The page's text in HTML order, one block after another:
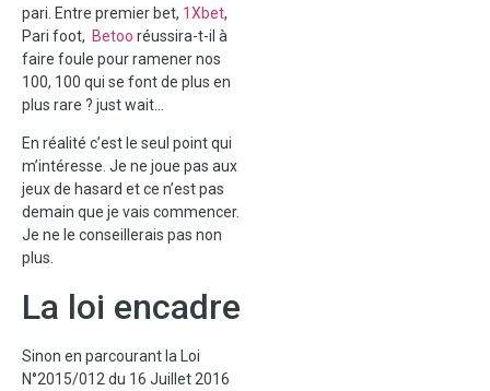
pari. Entre premier bet, 1Xbet,
Pari foot, Betoo réussira-t-il à
faire foule pour ramener nos
100, 100 qui se font de plus en
plus rare ? just wait…
En réalité c’est le seul point qui
m’intéresse. Je ne joue pas aux
jeux de hasard et ce n’est pas
demain que je vais commencer.
Je ne le conseillerais pas non
plus.
La loi encadre
Sinon en parcourant la Loi
N°2015/012 du 16 Juillet 2016